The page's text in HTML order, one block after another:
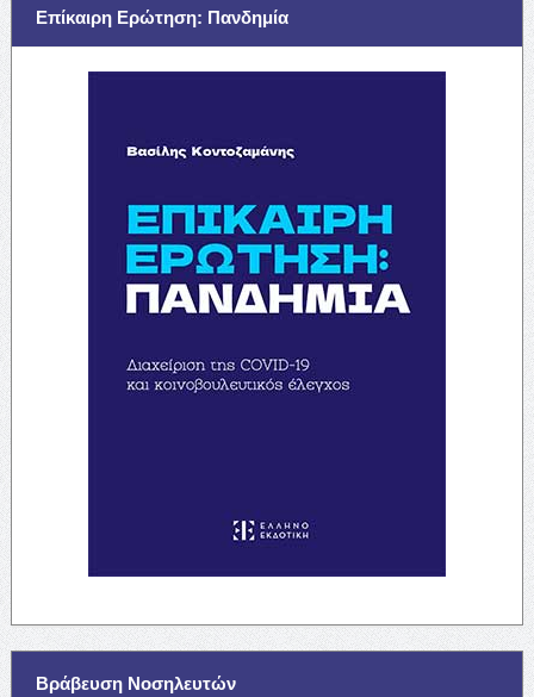
Επίκαιρη Ερώτηση: Πανδημία
Βράβευση Νοσηλευτών